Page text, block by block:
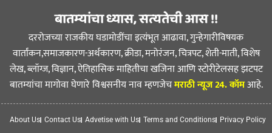
बातम्यांचा ध्यास, सत्यतेची आस !!
दररोजच्या राजकीय घडामोडींचा इत्यंभूत आढावा, गुन्हेगारीविषयक
वार्तांकन,समाजकारण-अर्थकारण, क्रीडा, मनोरंजन, चित्रपट, शेती-माती, विशेष
लेख, ब्लॉग्ज, विज्ञान, ऐतिहासिक माहितीचा खजिना आणि स्टोरीटेलसह झटपट
बातम्यांचा मागोवा घेणारे विश्वसनीय नाव म्हणजेचमराठी न्यूज 24. कॉमआहे.
About Us Contact Us Advetise with Us Terms and Conditions Privacy Policy